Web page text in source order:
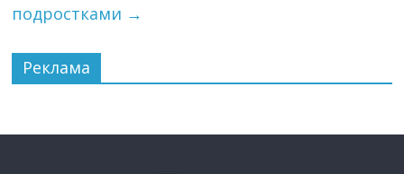
подростками →
Реклама